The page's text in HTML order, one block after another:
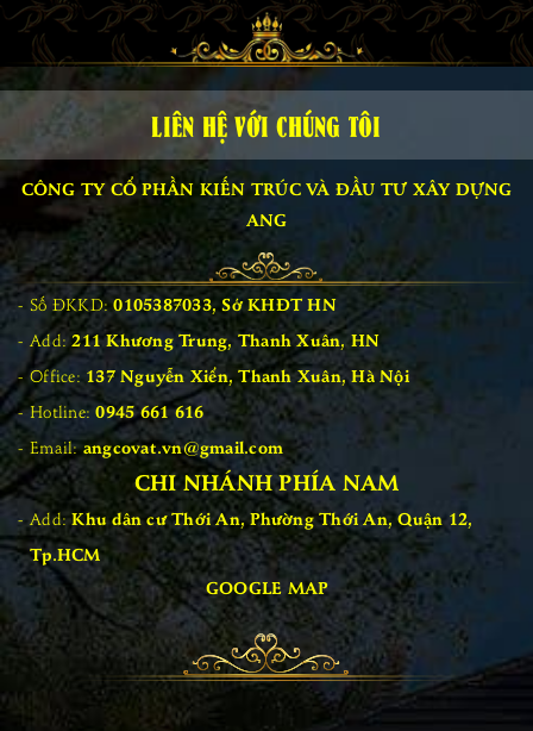
LIÊN HỆ VỚI CHÚNG TÔI
CÔNG TY CỔ PHẦN KIẾN TRÚC VÀ ĐẦU TƯ XÂY DỰNG
ANG
Số ĐKKD:0105387033, Sở KHĐT HN
Add: 211 Khương Trung, Thanh Xuân, HN
Office:137 Nguyễn Xiển, Thanh Xuân, Hà Nội
Hotline:0945 661 616
Email:angcovat.vn@gmail.com
CHI NHÁNH PHÍA NAM
Add:Khu dân cư Thới An, Phường Thới An, Quận 12,
Tp.HCM
GOOGLE MAP